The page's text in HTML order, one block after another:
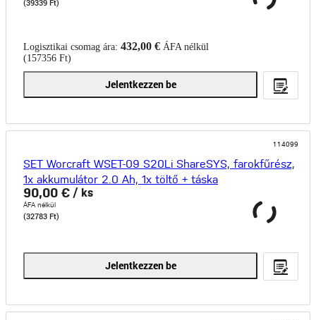
(39339 Ft)
Logisztikai csomag ára: 432,00 € ÁFA nélkül
(157356 Ft)
Jelentkezzen be
114099
SET Worcraft WSET-09 S20Li ShareSYS, farokfűrész,
1x akkumulátor 2.0 Ah, 1x töltő + táska
90,00 € / ks
ÁFA nélkül
(32783 Ft)
Jelentkezzen be